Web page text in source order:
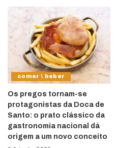
comer \ beber
Os pregos tornam-se
protagonistas da Doca de
Santo: o prato clássico da
gastronomia nacional dá
origem a um novo conceito